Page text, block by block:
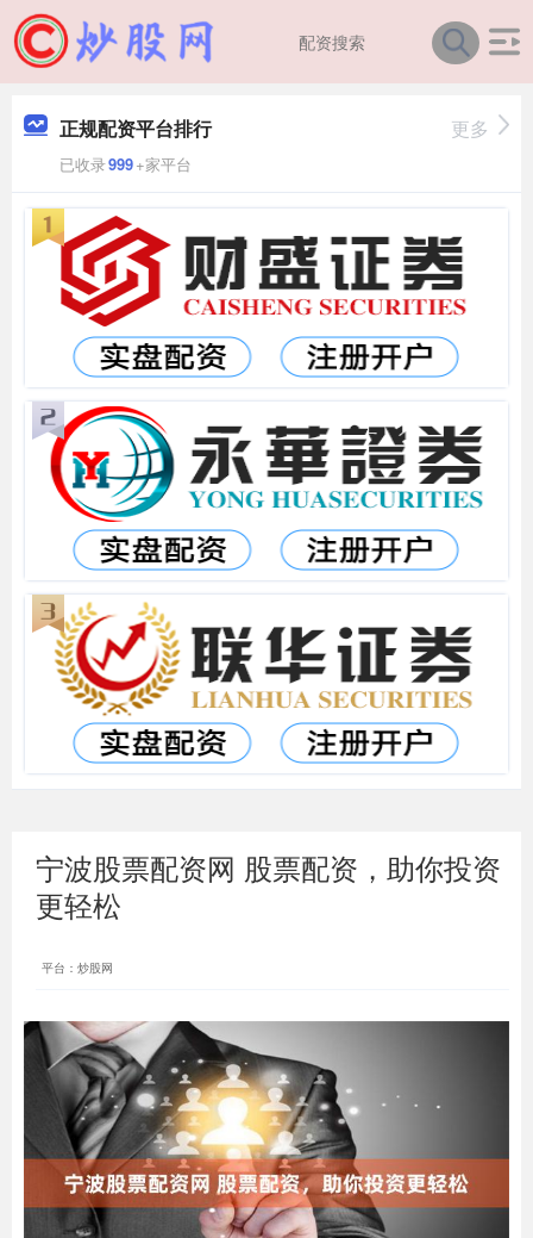
正规配资平台排行
已收录999+家平台
更多
宁波股票配资网 股票配资，助你投资
更轻松
平台：炒股网